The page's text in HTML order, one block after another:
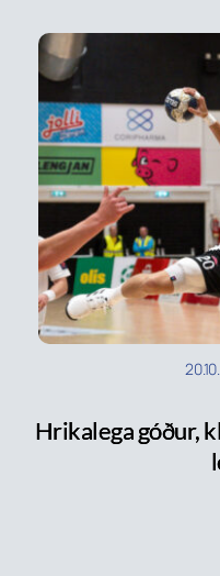
Hrikalega góður,